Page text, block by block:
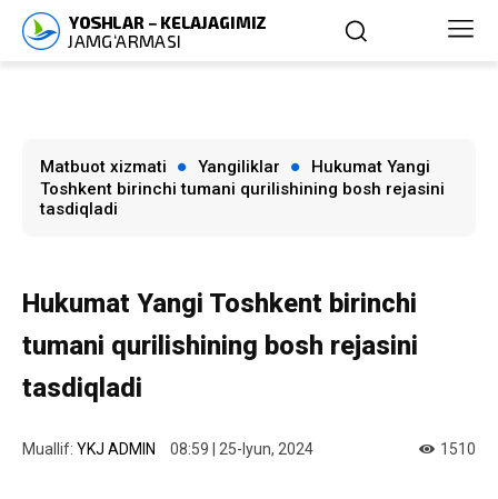
Matbuot xizmati Yangiliklar
Hukumat Yangi
Toshkent birinchi tumani qurilishining bosh rejasini
tasdiqladi
Hukumat Yangi Toshkent birinchi
tumani qurilishining bosh rejasini
tasdiqladi
Muallif: YKJ ADMIN 08:59 | 25-Iyun, 2024 1510